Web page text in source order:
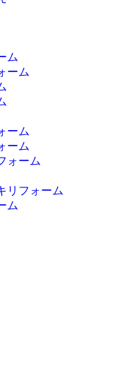
ム
ーム
ーム
ーム
ォーム
リフォーム
ム